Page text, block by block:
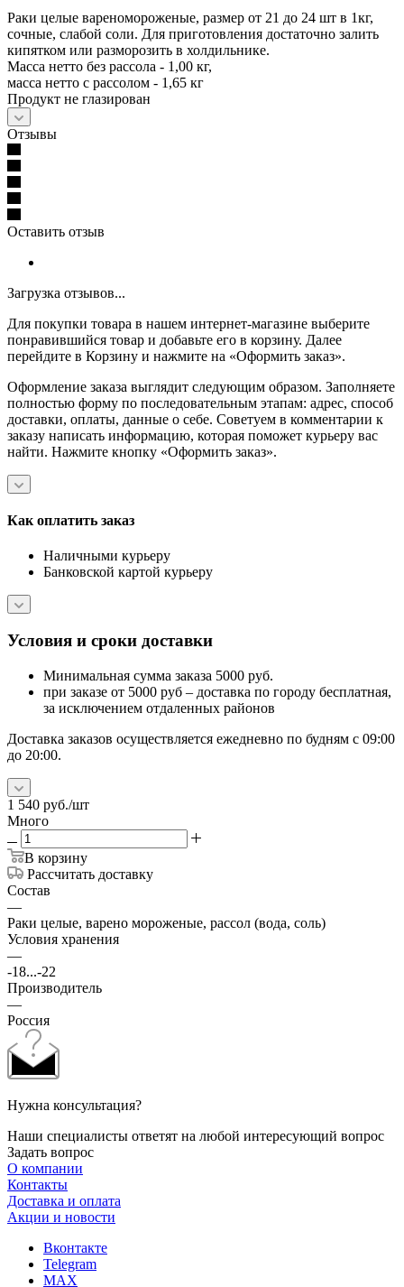
Раки целые вареномороженые, размер от 21 до 24 шт в 1кг,
сочные, слабой соли. Для приготовления достаточно залить
кипятком или разморозить в холдильнике.
Масса нетто без рассола - 1,00 кг,
масса нетто с рассолом - 1,65 кг
Продукт не глазирован
Отзывы
Оставить отзыв
Загрузка отзывов...
Для покупки товара в нашем интернет-магазине выберите
понравившийся товар и добавьте его в корзину. Далее
перейдите в Корзину и нажмите на «Оформить заказ».
Оформление заказа выглядит следующим образом. Заполняете
полностью форму по последовательным этапам: адрес, способ
доставки, оплаты, данные о себе. Советуем в комментарии к
заказу написать информацию, которая поможет курьеру вас
найти. Нажмите кнопку «Оформить заказ».
Как оплатить заказ
Наличными курьеру
Банковской картой курьеру
Условия и сроки доставки
Минимальная сумма заказа 5000 руб.
при заказе от 5000 руб – доставка по городу бесплатная,
за исключением отдаленных районов
Доставка заказов осуществляется ежедневно по будням с 09:00
до 20:00.
1 540 руб./шт
Много
В корзину
Рассчитать доставку
Состав
—
Раки целые, варено мороженые, рассол (вода, соль)
Условия хранения
—
-18...-22
Производитель
—
Россия
Нужна консультация?
Наши специалисты ответят на любой интересующий вопрос
Задать вопрос
О компании
Контакты
Доставка и оплата
Акции и новости
Вконтакте
Telegram
MAX